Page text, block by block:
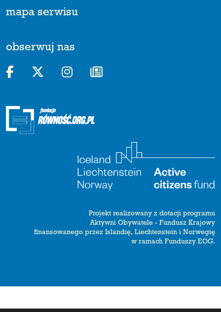
mapa serwisu
obserwuj nas
Projekt realizowany z dotacji programu
Aktywni Obywatele - Fundusz Krajowy
finansowanego przez Islandię, Liechtenstein i Norwegię
w ramach Funduszy EOG.